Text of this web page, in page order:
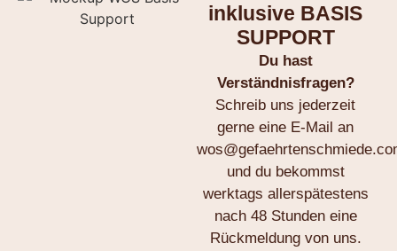
inklusive BASIS
SUPPORT
Du hast
Verständnisfragen?
Schreib uns jederzeit
gerne eine E-Mail an
und du bekommst
werktags allerspätestens
nach 48 Stunden eine
Rückmeldung von uns.